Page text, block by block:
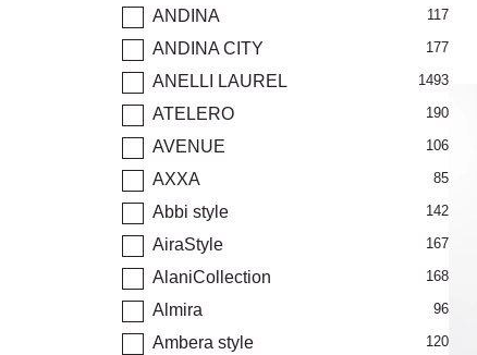
ANDINA 117
ANDINA CITY 177
ANELLI LAUREL 1493
ATELERO 190
AVENUE 106
AXXA 85
Abbi style 142
AiraStyle 167
AlaniCollection 168
Almira 96
Ambera style 120